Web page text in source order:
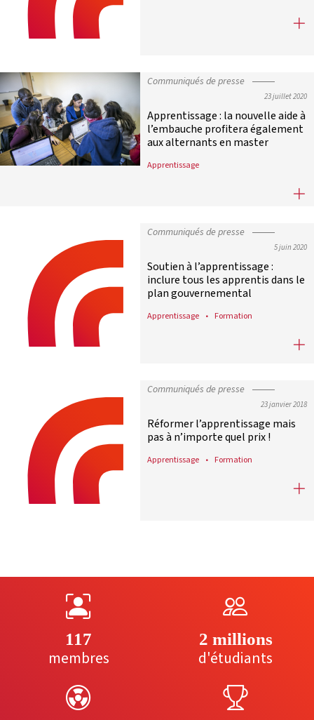
Pour la sortie de crise, miser sur
Communiqués de presse
23 juillet 2020
Apprentissage : la nouvelle aide à
l’embauche profitera également
aux alternants en master
Apprentissage
Apprentissage : la nouvelle aide
Communiqués de presse
5 juin 2020
Soutien à l’apprentissage :
inclure tous les apprentis dans le
plan gouvernemental
Apprentissage Formation
Soutien à l’apprentissage :
Communiqués de presse
23 janvier 2018
Réformer l’apprentissage mais
pas à n’importe quel prix !
Apprentissage Formation
Réformer l’apprentissage mais
117
membres
2 millions
d'étudiants